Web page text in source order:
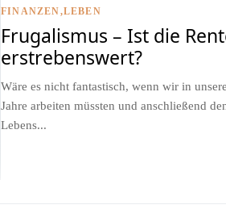
FINANZEN LEBEN
Frugalismus – Ist die
erstrebenswert?
Wäre es nicht fantastisch, wenn wir in
Jahre arbeiten müssten und anschließend
Lebens...